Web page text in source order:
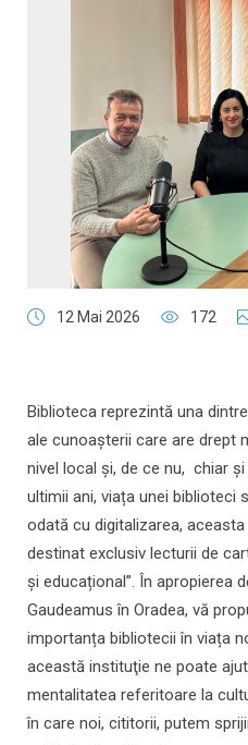
12 Mai 2026 172
Biblioteca reprezintă una
ale cunoașterii care are drept
nivel local și, de ce nu, chiar
ultimii ani, viața unei biblioteci
odată cu digitalizarea,
destinat exclusiv lecturii de
și educațional”. În apropierea
Gaudeamus în Oradea, vă
importanța bibliotecii în viața
această instituţie ne poate
mentalitatea referitoare la
în care noi, cititorii, putem